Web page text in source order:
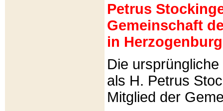
Petrus
Gemeinschaft
in
Die
als H. Petrus
Mitglied der